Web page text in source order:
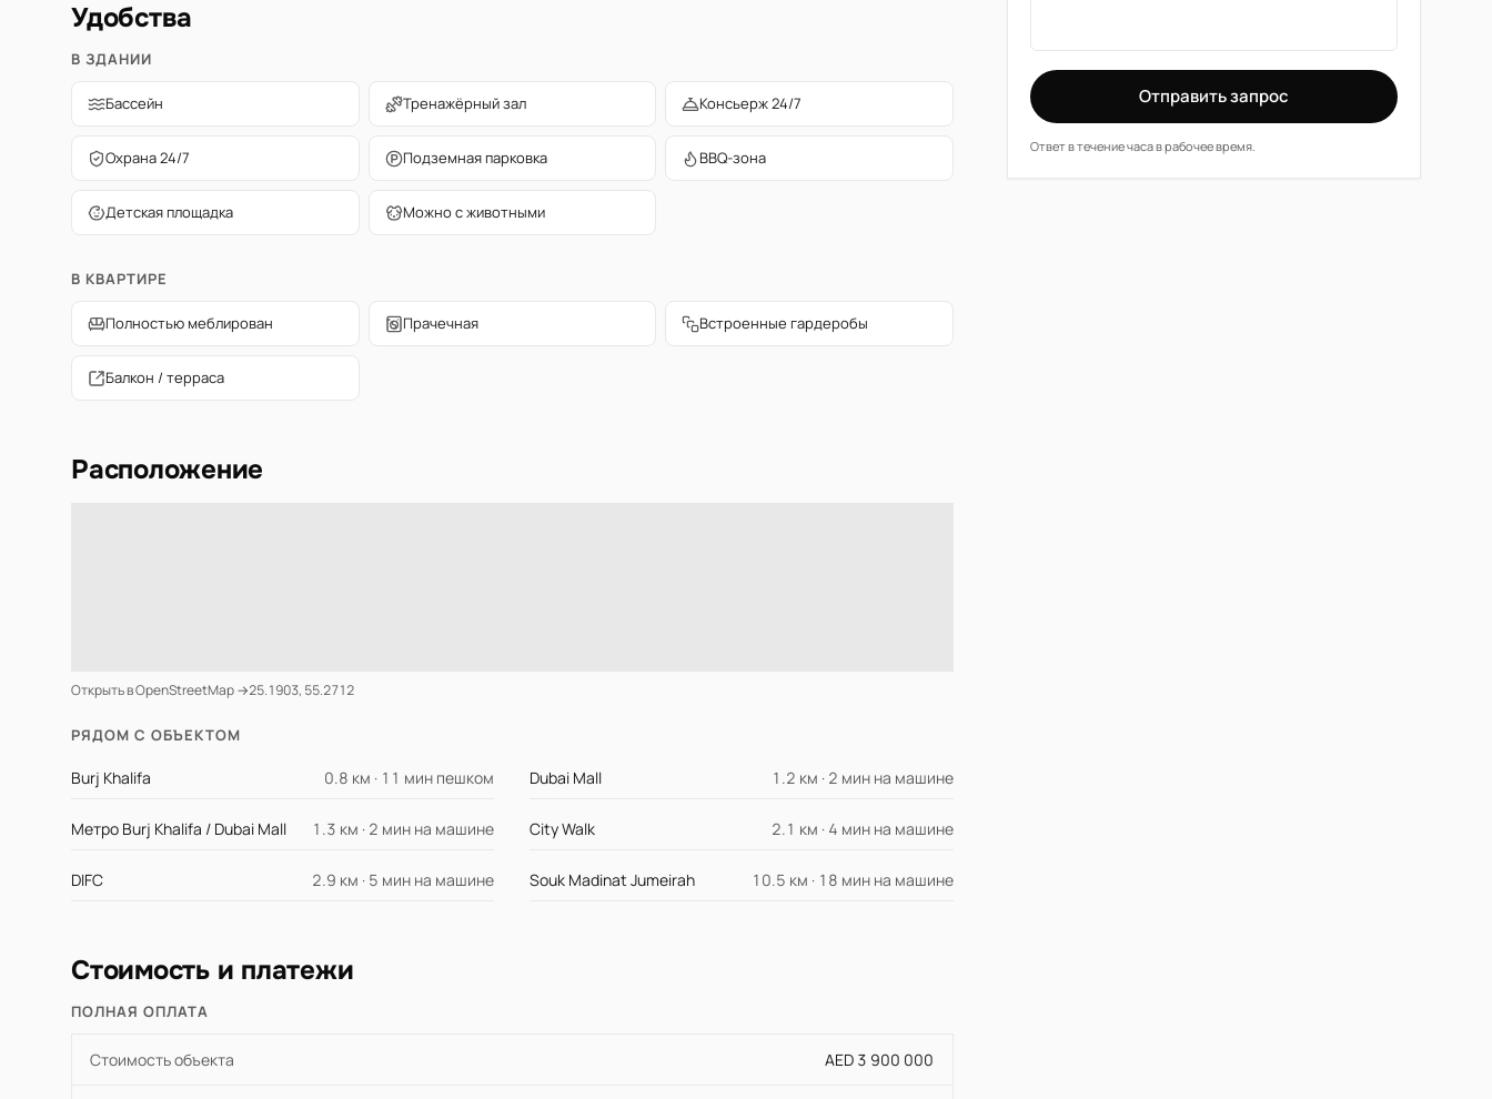
Удобства
В ЗДАНИИ
Бассейн Тренажёрный зал Консьерж 24/7
Охрана 24/7 Подземная парковка BBQ-зона
Детская площадка Можно с животными
В КВАРТИРЕ
Полностью меблирован Прачечная Встроенные гардеробы
Балкон / терраса
Расположение
Открыть в OpenStreetMap →25.1903, 55.2712
РЯДОМ С ОБЪЕКТОМ
Burj Khalifa 0.8 км · 11 мин пешком Dubai Mall 1.2 км · 2 мин на машине
Метро Burj Khalifa / Dubai Mall 1.3 км · 2 мин на машине City Walk 2.1 км · 4 мин на машине
DIFC 2.9 км · 5 мин на машине Souk Madinat Jumeirah 10.5 км · 18 мин на машине
Стоимость и платежи
ПОЛНАЯ ОПЛАТА
Стоимость объекта AED 3 900 000
Отправить запрос
Ответ в течение часа в рабочее время.